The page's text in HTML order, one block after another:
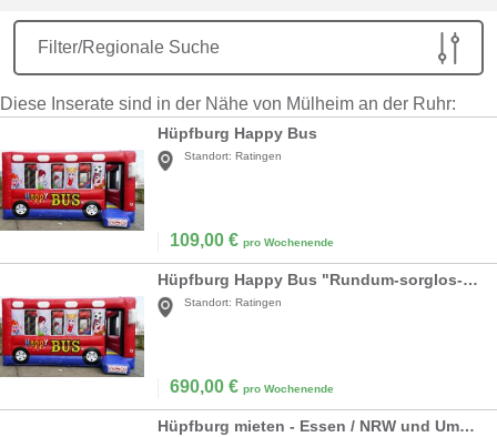
Filter/Regionale Suche
Diese Inserate sind in der Nähe von Mülheim an der Ruhr:
Hüpfburg Happy Bus
Standort: Ratingen
109,00 € pro Wochenende
Hüpfburg Happy Bus "Rundum-sorglos-Paket
Standort: Ratingen
690,00 € pro Wochenende
Hüpfburg mieten - Essen / NRW und Umgebung - ab 99 Euro